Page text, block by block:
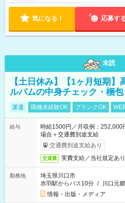
気になる！ 応募す
未読
【土日休み】【1ヶ月短期】
ルバムの中身チェック・梱包
派遣 職種未経験OK ブランクOK
給与
時給1500円／月収例：
場合＋交通費別途支給
交通費別途支給あり
交通費 実費支給／当社規定あり
勤務地
埼玉県川口市
赤羽駅からバス10分 / 川口元
情報・出版・メディア